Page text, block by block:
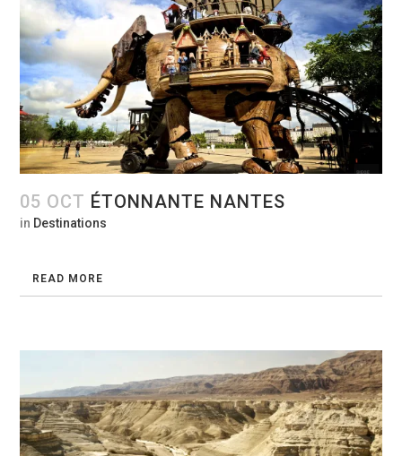
05 OCT ÉTONNANTE NANTES
in Destinations
READ MORE